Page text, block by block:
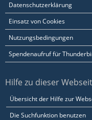
Datenschutzerklärung
Einsatz von Cookies
Nutzungsbedingungen
Spendenaufruf für
Hilfe zu dieser
Übersicht der Hilfe zur
Die Suchfunktion benutzen